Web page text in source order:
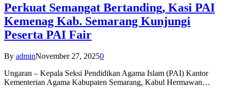
Perkuat Semangat Bertanding, Kasi PAI
Kemenag Kab. Semarang Kunjungi
Peserta PAI Fair
By adminNovember 27, 20250
Ungaran – Kepala Seksi Pendidikan Agama Islam (PAI) Kantor
Kementerian Agama Kabupaten Semarang, Kabul Hermawan…